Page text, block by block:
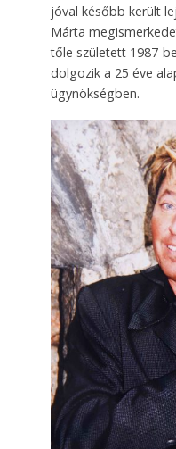
jóval később került
Márta
tőle született 1987-
dolgozik a 25 éve
ügynökségben.